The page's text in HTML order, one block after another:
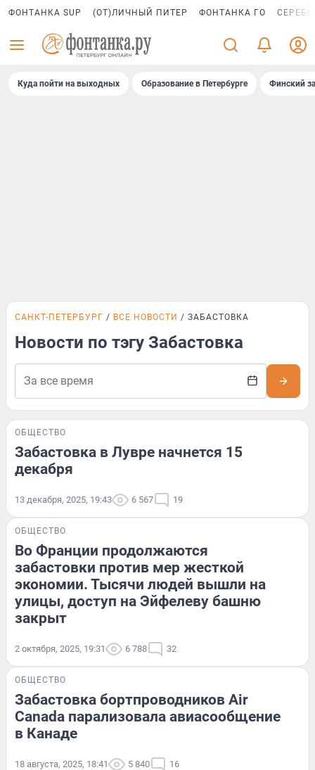
ФОНТАНКА SUP (ОТ)ЛИЧНЫЙ ПИТЕР ФОНТАНКА ГО
Куда пойти на выходных Образование в Петербурге Финский
САНКТ-ПЕТЕРБУРГ ВСЕ НОВОСТИ ЗАБАСТОВКА
Новости по тэгу Забастовка
ОБЩЕСТВО
Забастовка в Лувре начнется 15
декабря
13 декабря, 2025, 19:43 6 567 19
ОБЩЕСТВО
Во Франции продолжаются
забастовки против мер жесткой
экономии. Тысячи людей вышли на
улицы, доступ на Эйфелеву башню
закрыт
2 октября, 2025, 19:31 6 788 32
ОБЩЕСТВО
Забастовка бортпроводников Air
Canada парализовала авиасообщение
в Канаде
18 августа, 2025, 18:41 5 840 16